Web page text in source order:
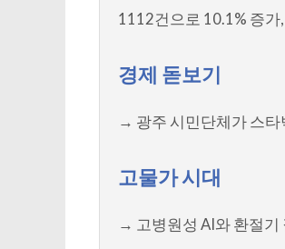
1112건으로 10.1% 증가
경제 돋보기
→ 광주 시민단체가 스타
고물가 시대
→ 고병원성 AI와 환절기